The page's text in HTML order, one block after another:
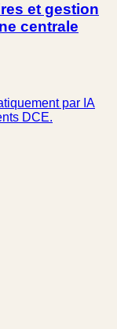
et gestion
centrale
par IA
DCE.